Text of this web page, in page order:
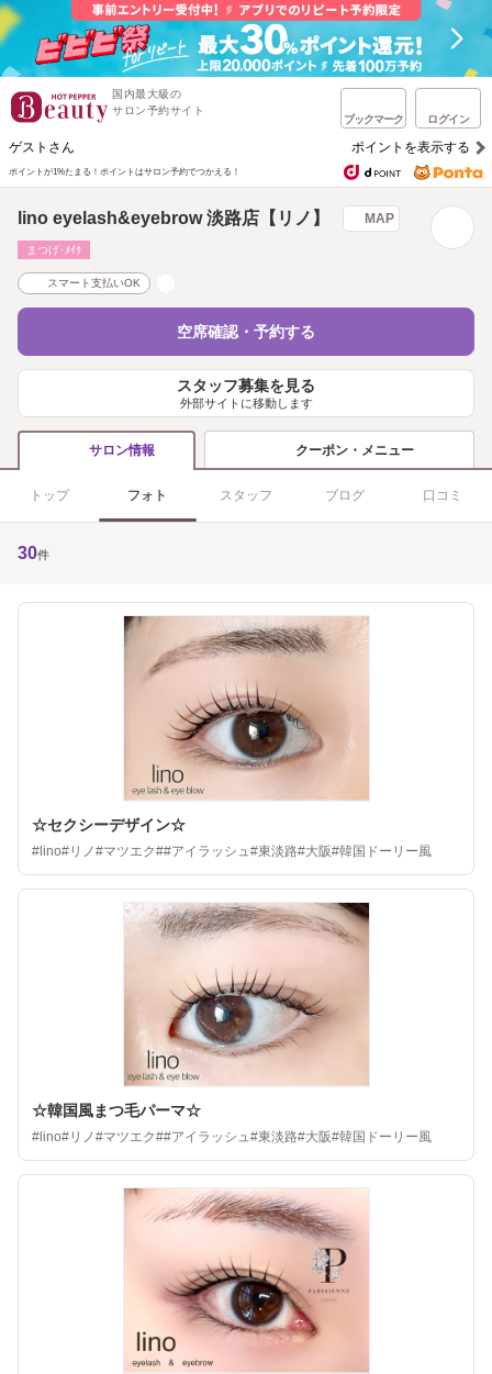
国内最大級の
サロン予約サイト
ブックマーク ログイン
ゲストさん ポイントを表示する
ポイントが1%たまる！ ポイントはサロン予約でつかえる！
lino eyelash&eyebrow 淡路店【リノ】 MAP
まつげ･ﾒｲｸ
スマート支払いOK
空席確認・予約する
スタッフ募集を見る
外部サイトに移動します
サロン情報 クーポン・メニュー
トップ フォト スタッフ ブログ 口コミ
30件
☆セクシーデザイン☆
#lino#リノ#マツエク##アイラッシュ#東淡路#大阪#韓国ドーリー風
☆韓国風まつ毛パーマ☆
#lino#リノ#マツエク##アイラッシュ#東淡路#大阪#韓国ドーリー風